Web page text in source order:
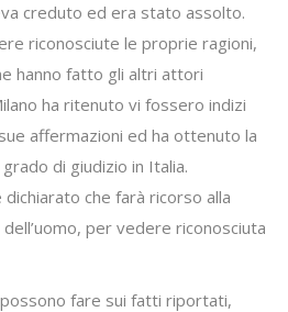
creduto ed era stato assolto.
riconosciute le proprie ragioni,
hanno fatto gli altri attori
ha ritenuto vi fossero indizi
affermazioni ed ha ottenuto la
di giudizio in Italia.
dichiarato che farà ricorso alla
per vedere riconosciuta
fare sui fatti riportati,